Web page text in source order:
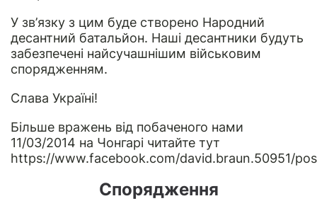
У зв’язку з цим буде створено Народний
десантний батальйон. Наші десантники будуть
забезпечені найсучашнішим військовим
спорядженням.
Слава Україні!
Більше вражень від побаченого нами
11/03/2014 на Чонгарі читайте тут
https://www.facebook.com/david.braun.50951/
Спорядження